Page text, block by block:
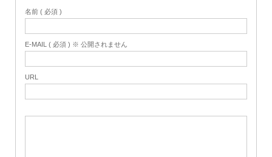
名前 ( 必須 )
E-MAIL ( 必須 ) ※ 公開されません
URL